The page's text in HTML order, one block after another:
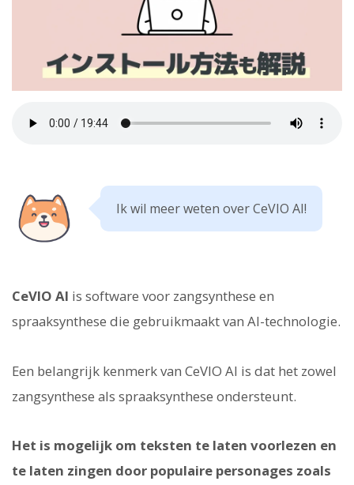
Ik wil meer weten over CeVIO AI!
CeVIO AI is software voor zangsynthese en
spraaksynthese die gebruikmaakt van AI-technologie.
Een belangrijk kenmerk van CeVIO AI is dat het zowel
zangsynthese als spraaksynthese ondersteunt.
Het is mogelijk om teksten te laten voorlezen en
te laten zingen door populaire personages zoals